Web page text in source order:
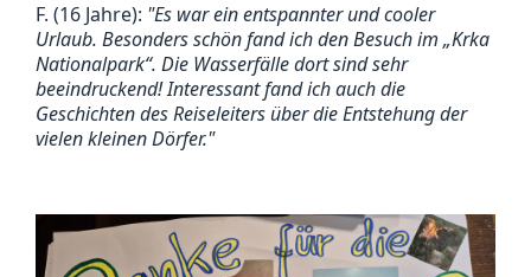
F. (16 Jahre): "Es war ein entspannter und cooler
Urlaub. Besonders schön fand ich den Besuch im „Krka
Nationalpark“. Die Wasserfälle dort sind sehr
beeindruckend! Interessant fand ich auch die
Geschichten des Reiseleiters über die Entstehung der
vielen kleinen Dörfer."